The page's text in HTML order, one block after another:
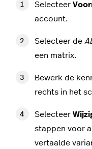
Selecteer
account.
Selecteer de
een matrix.
Bewerk de
rechts in het
Selecteer
stappen voor
vertaalde